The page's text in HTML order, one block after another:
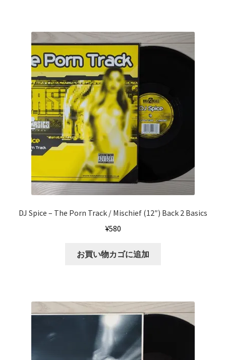
DJ Spice ‎– The Porn Track / Mischief (12″) Back 2 Basics
¥580
お買い物カゴに追加